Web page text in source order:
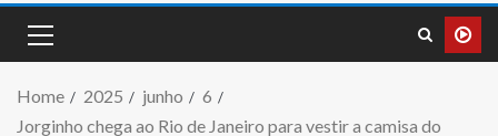
Home 2025 junho
6
Jorginho chega ao Rio de Janeiro para vestir a camisa do